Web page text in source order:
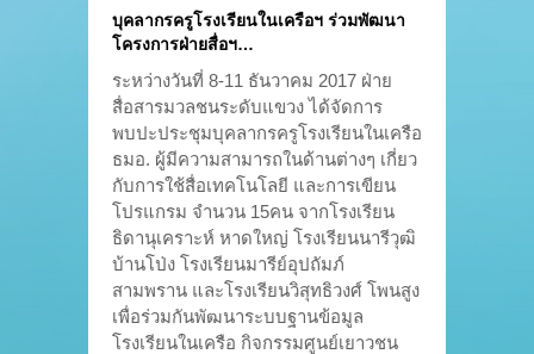
บุคลากรครูโรงเรียนในเครือฯ ร่วมพัฒนา
โครงการฝ่ายสื่อฯ…
ระหว่างวันที่ 8-11 ธันวาคม 2017 ฝ่าย
สื่อสารมวลชนระดับแขวง ได้จัดการ
พบปะประชุมบุคลากรครูโรงเรียนในเครือ
ธมอ. ผู้มีความสามารถในด้านต่างๆ เกี่ยว
กับการใช้สื่อเทคโนโลยี และการเขียน
โปรแกรม จำนวน 15คน จากโรงเรียน
ธิดานุเคราะห์ หาดใหญ่ โรงเรียนนารีวุฒิ
บ้านโป่ง โรงเรียนมารีย์อุปถัมภ์
สามพราน และโรงเรียนวิสุทธิวงศ์ โพนสูง
เพื่อร่วมกันพัฒนาระบบฐานข้อมูล
โรงเรียนในเครือ กิจกรรมศูนย์เยาวชน